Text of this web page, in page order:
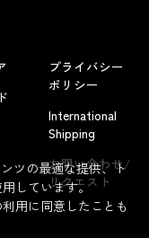
プライバシー
ポリシー
International
Shipping
お問い合わせ/
リクエスト
ツの最適な提供、ト
しています。
用に同意したことも